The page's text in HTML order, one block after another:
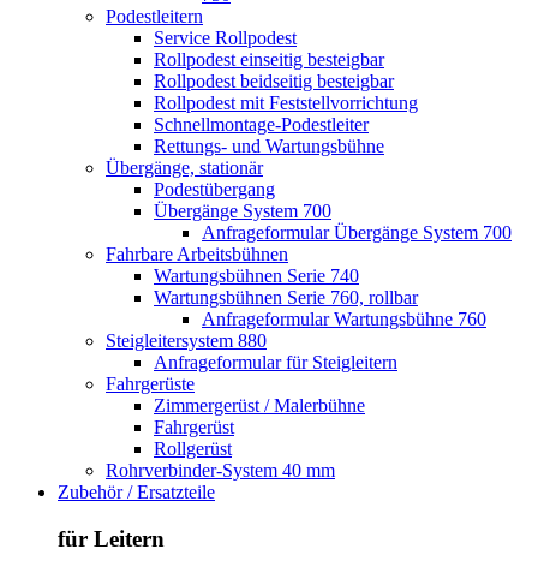
Podestleitern
Service Rollpodest
Rollpodest einseitig besteigbar
Rollpodest beidseitig besteigbar
Rollpodest mit Feststellvorrichtung
Schnellmontage-Podestleiter
Rettungs- und Wartungsbühne
Übergänge, stationär
Podestübergang
Übergänge System 700
Anfrageformular Übergänge System 700
Fahrbare Arbeitsbühnen
Wartungsbühnen Serie 740
Wartungsbühnen Serie 760, rollbar
Anfrageformular Wartungsbühne 760
Steigleitersystem 880
Anfrageformular für Steigleitern
Fahrgerüste
Zimmergerüst / Malerbühne
Fahrgerüst
Rollgerüst
Rohrverbinder-System 40 mm
Zubehör / Ersatzteile
für Leitern